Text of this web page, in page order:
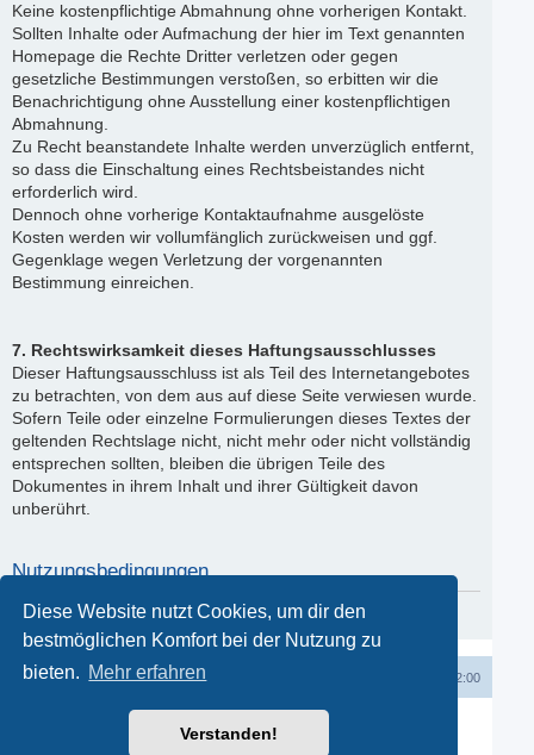
Diese Website nutzt Cookies, um dir den
bestmöglichen Komfort bei der Nutzung zu
bieten. Mehr erfahren
Verstanden!
Keine kostenpflichtige Abmahnung ohne vorherigen Kontakt.
Sollten Inhalte oder Aufmachung der hier im Text genannten
Homepage die Rechte Dritter verletzen oder gegen
gesetzliche Bestimmungen verstoßen, so erbitten wir die
Benachrichtigung ohne Ausstellung einer kostenpflichtigen
Abmahnung.
Zu Recht beanstandete Inhalte werden unverzüglich entfernt,
so dass die Einschaltung eines Rechtsbeistandes nicht
erforderlich wird.
Dennoch ohne vorherige Kontaktaufnahme ausgelöste
Kosten werden wir vollumfänglich zurückweisen und ggf.
Gegenklage wegen Verletzung der vorgenannten
Bestimmung einreichen.
7. Rechtswirksamkeit dieses Haftungsausschlusses
Dieser Haftungsausschluss ist als Teil des Internetangebotes
zu betrachten, von dem aus auf diese Seite verwiesen wurde.
Sofern Teile oder einzelne Formulierungen dieses Textes der
geltenden Rechtslage nicht, nicht mehr oder nicht vollständig
entsprechen sollten, bleiben die übrigen Teile des
Dokumentes in ihrem Inhalt und ihrer Gültigkeit davon
unberührt.
Nutzungsbedingungen
Du kannst die Nutzungsbedingungen hier nachlesen:Nutzungsbedingungen
Startseite Startseite UTC+02:00
Deutsche Übersetzung durch